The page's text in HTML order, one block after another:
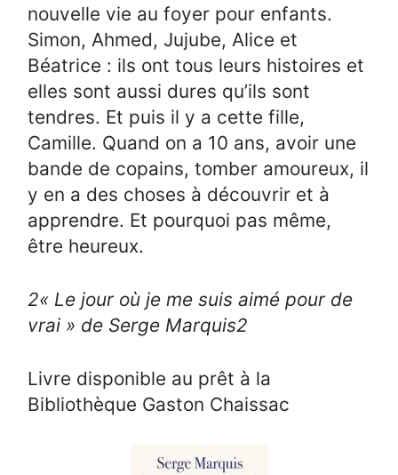
nouvelle vie au foyer pour enfants.
Simon, Ahmed, Jujube, Alice et
Béatrice : ils ont tous leurs histoires et
elles sont aussi dures qu’ils sont
tendres. Et puis il y a cette fille,
Camille. Quand on a 10 ans, avoir une
bande de copains, tomber amoureux, il
y en a des choses à découvrir et à
apprendre. Et pourquoi pas même,
être heureux.
2« Le jour où je me suis aimé pour de
vrai » de Serge Marquis2
Livre disponible au prêt à la
Bibliothèque Gaston Chaissac